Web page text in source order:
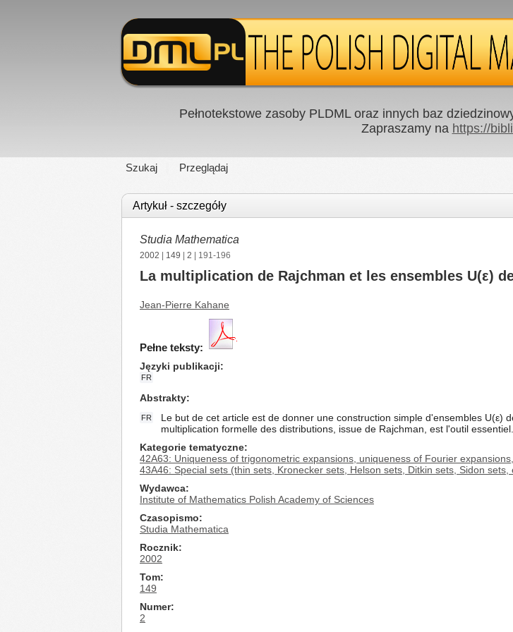
Pełnotekstowe zasoby PLDML oraz innych baz
Zapraszamy na https://
Szukaj Przeglądaj
Artykuł - szczegóły
Studia Mathematica
2002 149 2 | 191-196
La multiplication de Rajchman et les ensembles U(ε)
Jean-Pierre Kahane
Pełne teksty:
Języki publikacji
FR
Abstrakty
FR
Le but de cet article est de donner une construction simple d'ensembles U(ε)
multiplication formelle des distributions, issue de Rajchman, est l'outil
Kategorie tematyczne
42A63: Uniqueness of trigonometric expansions, uniqueness of Fourier
43A46: Special sets (thin sets, Kronecker sets, Helson sets, Ditkin sets, Sidon sets,
Wydawca
Institute of Mathematics Polish Academy of Sciences
Czasopismo
Studia Mathematica
Rocznik
2002
Tom
149
Numer
2